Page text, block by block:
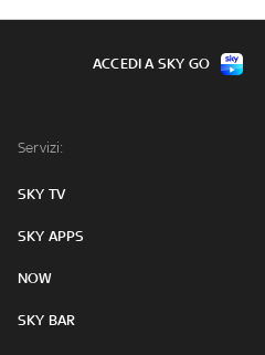
Servizi:
SKY TV
SKY APPS
NOW
SKY BAR
ACCEDI A SKY GO